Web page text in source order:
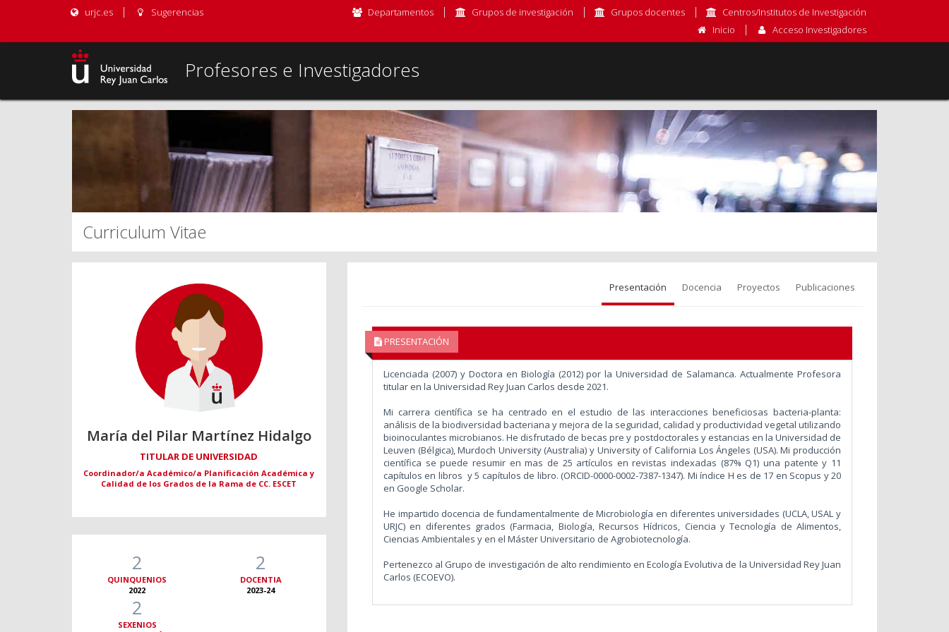
urjc.es Sugerencias Departamentos Grupos de investigación Grupos docentes
Centros/Institutos de Investigación
Inicio
Acceso Investigadores
Profesores e Investigadores
Curriculum Vitae
María del Pilar Martínez Hidalgo
TITULAR DE UNIVERSIDAD
Coordinador/a Académico/a Planificación Académica y
Calidad de los Grados de la Rama de CC. ESCET
2
QUINQUENIOS
2022
2
DOCENTIA
2023-24
2
SEXENIOS
Presentación Docencia Proyectos Publicaciones
PRESENTACIÓN
Licenciada (2007) y Doctora en Biología (2012) por la Universidad de Salamanca. Actualmente Profesora
titular en la Universidad Rey Juan Carlos desde 2021.
Mi carrera científica se ha centrado en el estudio de las interacciones beneficiosas bacteria-planta:
análisis de la biodiversidad bacteriana y mejora de la seguridad, calidad y productividad vegetal utilizando
bioinoculantes microbianos. He disfrutado de becas pre y postdoctorales y estancias en la Universidad de
Leuven (Bélgica), Murdoch University (Australia) y University of California Los Ángeles (USA). Mi producción
científica se puede resumir en mas de 25 artículos en revistas indexadas (87% Q1) una patente y 11
capítulos en libros y 5 capítulos de libro. (ORCID-0000-0002-7387-1347). Mi índice H es de 17 en Scopus y 20
en Google Scholar.
He impartido docencia de fundamentalmente de Microbiología en diferentes universidades (UCLA, USAL y
URJC) en diferentes grados (Farmacia, Biología, Recursos Hídricos, Ciencia y Tecnología de Alimentos,
Ciencias Ambientales y en el Máster Universitario de Agrobiotecnología.
Pertenezco al Grupo de investigación de alto rendimiento en Ecología Evolutiva de la Universidad Rey Juan
Carlos (ECOEVO).